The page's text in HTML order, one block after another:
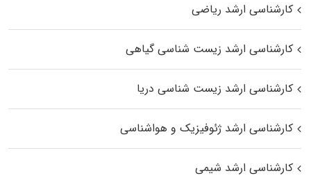
کارشناسی ارشد ریاضی
کارشناسی ارشد زیست‌ شناسی گیاهی
کارشناسی ارشد زیست‌ شناسی دریا
کارشناسی ارشد ژئوفیزیک و هواشناسی
کارشناسی ارشد شیمی